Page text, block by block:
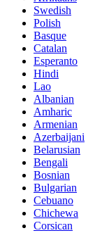
Swedish
Polish
Basque
Catalan
Esperanto
Hindi
Lao
Albanian
Amharic
Armenian
Azerbaijani
Belarusian
Bengali
Bosnian
Bulgarian
Cebuano
Chichewa
Corsican